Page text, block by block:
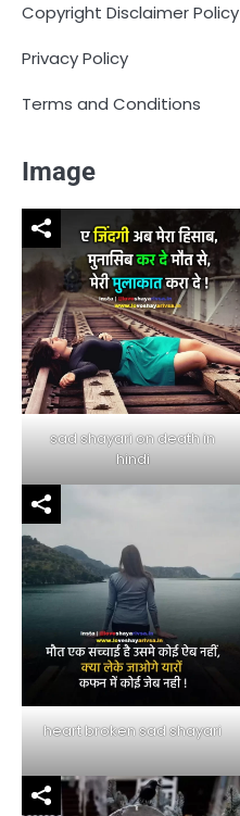
Copyright Disclaimer Policy
Privacy Policy
Terms and Conditions
Image
sad shayari on death in
hindi
heart broken sad shayari